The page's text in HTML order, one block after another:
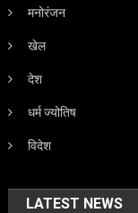
मनोरंजन
खेल
देश
धर्म ज्योतिष
विदेश
LATEST NEWS